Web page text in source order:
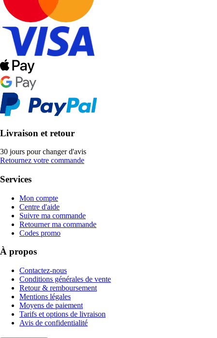
Livraison et retour
30 jours pour changer d'avis
Retournez votre commande
Services
Mon compte
Centre d'aide
Suivre ma commande
Retourner ma commande
Codes promo
À propos
Contactez-nous
Conditions générales de vente
Retour & remboursement
Mentions légales
Moyens de paiement
Tarifs et options de livraison
Avis de confidentialité